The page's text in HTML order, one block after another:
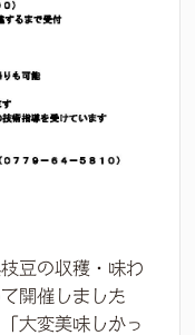
豆の収穫・味わ
開催しました
大変美味しかっ